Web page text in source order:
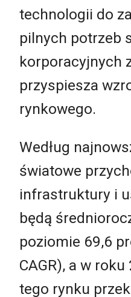
technologii do
pilnych potrzeb
korporacyjnych
przyspiesza
rynkowego.
Według
światowe
infrastruktury i
będą
poziomie 69,6
CAGR), a w
tego rynku